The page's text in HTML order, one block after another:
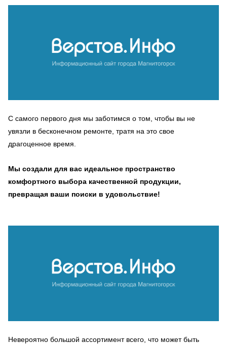
С самого первого дня мы заботимся о том, чтобы вы не
увязли в бесконечном ремонте, тратя на это свое
драгоценное время.
Мы создали для вас идеальное пространство
комфортного выбора качественной продукции,
превращая ваши поиски в удовольствие!
Невероятно большой ассортимент всего, что может быть